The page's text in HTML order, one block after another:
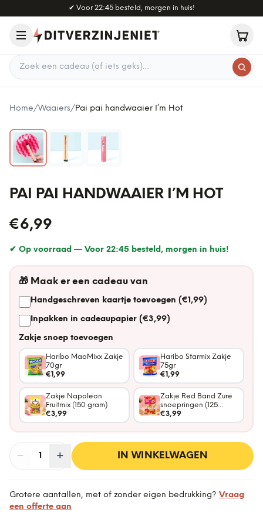
Naar hoofdinhoud
✔ Voor 22:45 besteld, morgen in huis!
Zoek een cadeau
Home/Waaiers/Pai pai handwaaier I’m Hot
PAI PAI HANDWAAIER I’M HOT
€6,99
✔ Op voorraad — Voor 22:45 besteld, morgen in huis!
🎁 Maak er een cadeau van
Handgeschreven kaartje toevoegen (€1,99)
Inpakken in cadeaupapier (€3,99)
Zakje snoep toevoegen
Haribo MaoMixx Zakje
70gr
€1,99
Haribo Starmix Zakje
75gr
€1,99
Zakje Napoleon
Fruitmix (150 gram)
€3,99
Zakje Red Band Zure
snoepringen (125
gram)
€3,99
− Aantal
1 + IN WINKELWAGEN
Grotere aantallen, met of zonder eigen bedrukking? Vraag
een offerte aan